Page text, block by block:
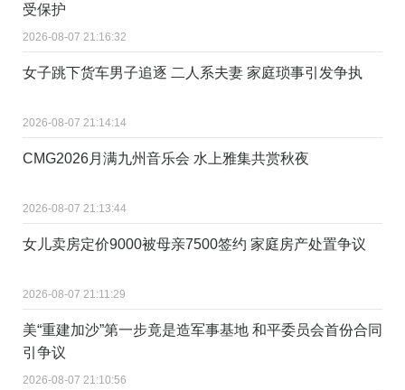
受保护
2026-08-07 21:16:32
女子跳下货车男子追逐 二人系夫妻 家庭琐事引发争执
2026-08-07 21:14:14
CMG2026月满九州音乐会 水上雅集共赏秋夜
2026-08-07 21:13:44
女儿卖房定价9000被母亲7500签约 家庭房产处置争议
2026-08-07 21:11:29
美“重建加沙”第一步竟是造军事基地 和平委员会首份合同
引争议
2026-08-07 21:10:56